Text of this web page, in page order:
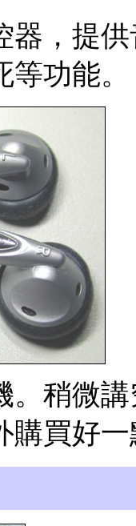
器，提
功能。
。稍微
購買好